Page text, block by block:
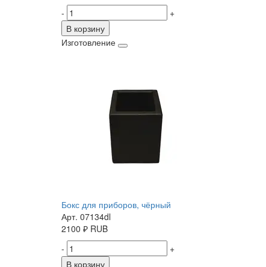
-
+
В корзину
Изготовление
Бокс для приборов, чёрный
Арт. 07134dl
2100 ₽ RUB
-
+
В корзину